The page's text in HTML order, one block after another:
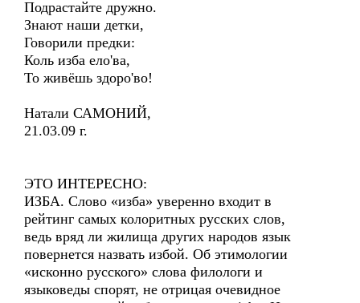
Подрастайте дружно.
Знают наши детки,
Говорили предки:
Коль изба ело'ва,
То живёшь здоро'во!
Натали САМОНИЙ,
21.03.09 г.
ЭТО ИНТЕРЕСНО:
ИЗБА. Слово «изба» уверенно входит в
рейтинг самых колоритных русских слов,
ведь вряд ли жилища других народов язык
повернется назвать избой. Об этимологии
«исконно русского» слова филологи и
языковеды спорят, не отрицая очевидное